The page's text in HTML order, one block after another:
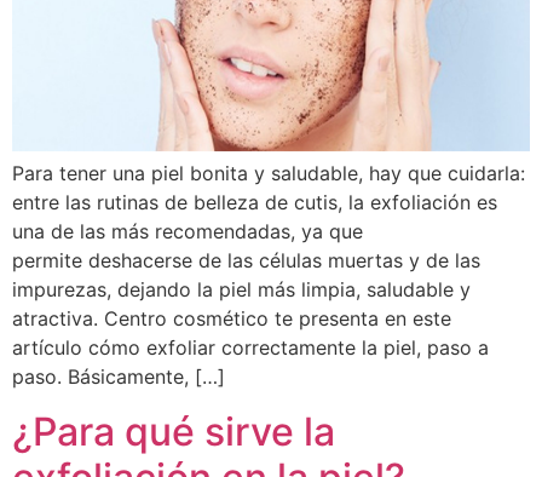
Para tener una piel bonita y saludable, hay que cuidarla:
entre las rutinas de belleza de cutis, la exfoliación es
una de las más recomendadas, ya que
permite deshacerse de las células muertas y de las
impurezas, dejando la piel más limpia, saludable y
atractiva. Centro cosmético te presenta en este
artículo cómo exfoliar correctamente la piel, paso a
paso. Básicamente, […]
¿Para qué sirve la